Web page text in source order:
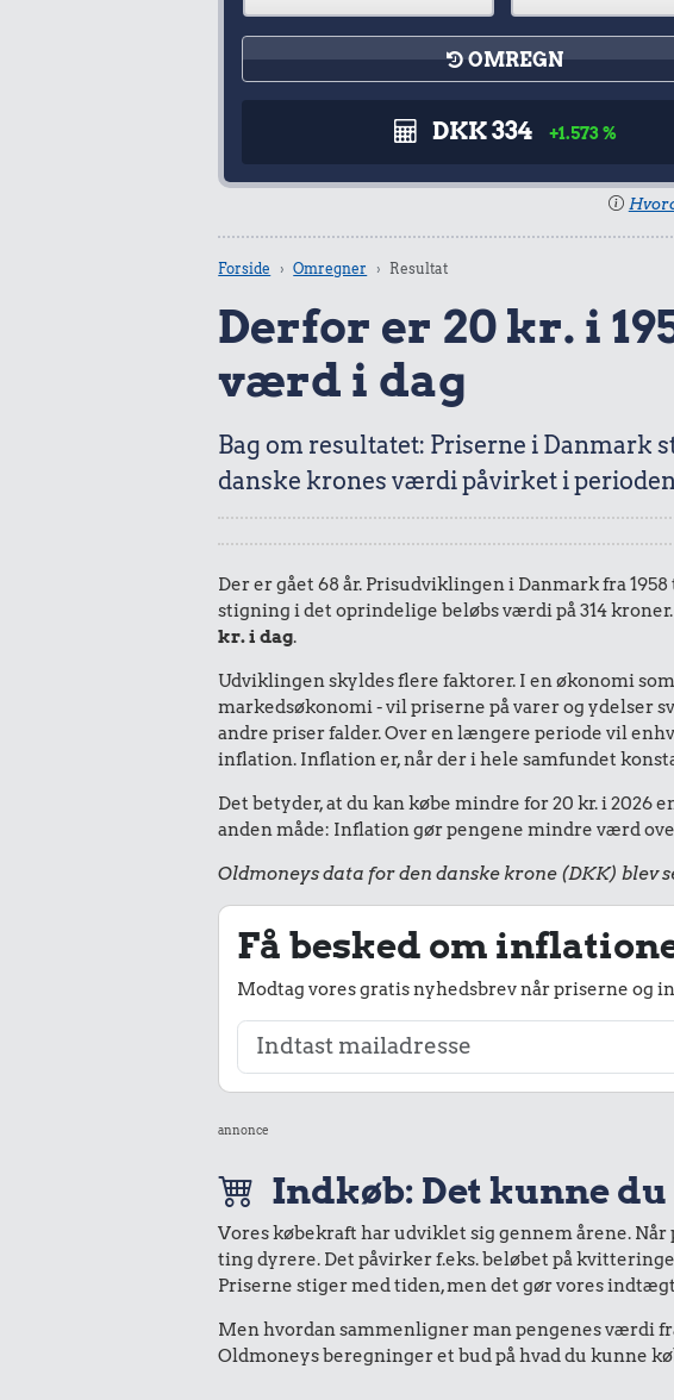
OMREGN
DKK 334 +1.573 %
Forside Omregner Resultat
Derfor er 20 kr. i
værd i dag
Bag om resultatet: Priserne i Danmark
danske krones værdi påvirket i
Der er gået 68 år. Prisudviklingen i Danmark fra
stigning i det oprindelige beløbs værdi på 314
kr. i dag.
Udviklingen skyldes flere faktorer. I en økonomi
markedsøkonomi - vil priserne på varer og ydelser
andre priser falder. Over en længere periode vil
inflation. Inflation er, når der i hele samfundet
Det betyder, at du kan købe mindre for 20 kr. i 2026
anden måde: Inflation gør pengene mindre værd
Oldmoneys data for den danske krone (DKK) blev
Få besked om
Modtag vores gratis nyhedsbrev når priserne og
annonce
Indkøb: Det kunne
Vores købekraft har udviklet sig gennem årene.
ting dyrere. Det påvirker f.eks. beløbet på
Priserne stiger med tiden, men det gør vores
Men hvordan sammenligner man pengenes værdi
Oldmoneys beregninger et bud på hvad du kunne